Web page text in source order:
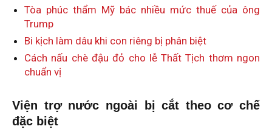
Tòa phúc thẩm Mỹ bác nhiều mức thuế của ông
Trump
Bi kịch làm dâu khi con riêng bị phân biệt
Cách nấu chè đậu đỏ cho lễ Thất Tịch thơm ngon
chuẩn vị
Viện trợ nước ngoài bị cắt theo cơ chế
đặc biệt